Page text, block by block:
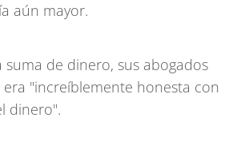
aún mayor.
de dinero, sus abogados
"increíblemente honesta con
dinero".